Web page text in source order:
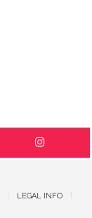
LEGAL INFO